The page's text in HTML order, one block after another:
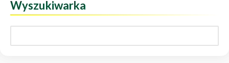
Wyszukiwarka